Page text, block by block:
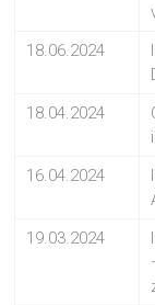
18.06.2024
18.04.2024
16.04.2024
19.03.2024